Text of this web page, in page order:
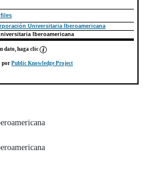
Universitaria Iberoamericana
Iberoamericana
dato, haga clic
porPublic Knowledge Project
artículo